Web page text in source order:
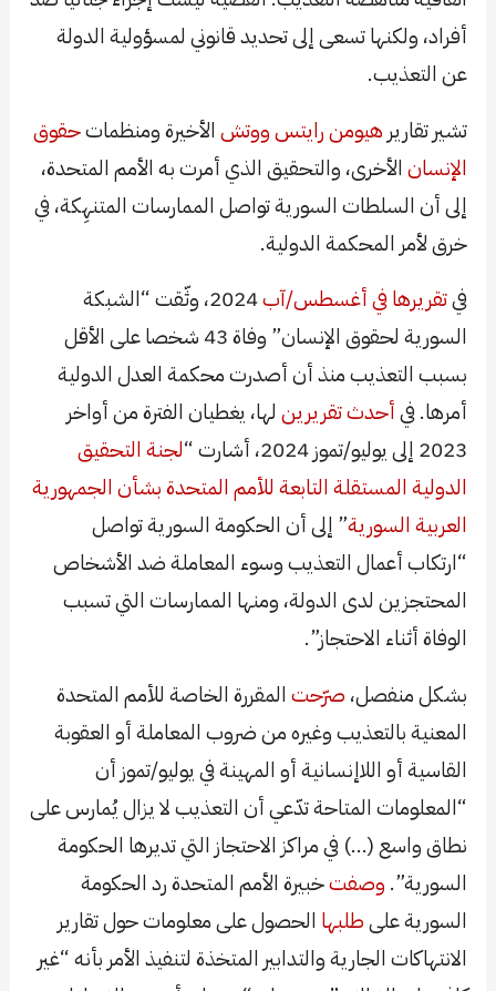
أفراد، ولكنها تسعى إلى تحديد قانوني لمسؤولية الدولة
عن التعذيب.
تشير تقارير هيومن رايتس ووتش الأخيرة ومنظماتحقوق
الإنسان الأخرى، والتحقيق الذي أمرت به الأمم المتحدة،
إلى أن السلطات السورية تواصل الممارسات المتنهِكة، في
خرق لأمر المحكمة الدولية.
فيتقريرها في أغسطس/آب
2024، وثّقت “الشبكة
السورية لحقوق الإنسان” وفاة 43 شخصا على الأقل
بسبب التعذيب منذ أن أصدرت محكمة العدل الدولية
أمرها. فيأحدثتقريرين لها، يغطيان الفترة من أواخر
2023 إلى يوليو/تموز 2024، أشارت “
لجنة التحقيق
الدولية المستقلة التابعة للأمم المتحدة بشأن الجمهورية
العربية السورية” إلى أن الحكومة السورية تواصل
“ارتكاب أعمال التعذيب وسوء المعاملة ضد الأشخاص
المحتجزين لدى الدولة، ومنها الممارسات التي تسبب
الوفاة أثناء الاحتجاز”.
بشكل منفصل، صرّحت المقررة الخاصة للأمم المتحدة
المعنية بالتعذيب وغيره من ضروب المعاملة أو العقوبة
القاسية أو اللاإنسانية أو المهينة في يوليو/تموز أن
“المعلومات المتاحة تدّعي أن التعذيب لا يزال يُمارس على
نطاق واسع (…) في مراكز الاحتجاز التي تديرها الحكومة
السورية”. وصفتخبيرة الأمم المتحدة رد الحكومة
السورية علىطلبها الحصول على معلومات حول تقارير
الانتهاكات الجارية والتدابير المتخذة لتنفيذ الأمر بأنه “غير